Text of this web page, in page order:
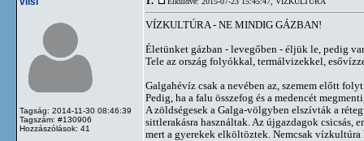
Tagság: 2014-11-30 08:46:39
Tagszám: #130906
Hozzászólások: 41
VÍZKULTÚRA - NE MINDIG GÁZBAN!
Életünket gázban - levegőben - éljük le, pedig
Tele az ország folyókkal, termálvizekkel,
Galgahévíz csak a nevében az, szemem előtt
Pedig, ha a falu összefog és a medencét
A zöldségesek a Galga-völgyben elszívták a
sittlerakásra használtak. Az újgazdagok csicsás,
mert a gyerekek elköltöztek. Nemcsak vízkultúra